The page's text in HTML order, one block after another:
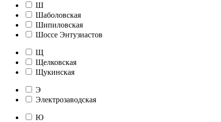
Ш
Шаболовская
Шипиловская
Шоссе Энтузиастов
Щ
Щелковская
Щукинская
Э
Электрозаводская
Ю